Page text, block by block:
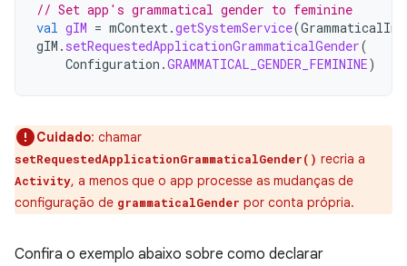
// Set app's grammatical gender to feminine
val gIM = mContext.getSystemService(
gIM . setRequestedApplicationGrammaticalGender(
Configuration .GRAMMATICAL_GENDER_FEMININE)
Cuidado: chamar
setRequestedApplicationGrammaticalGender() recria a
Activity, a menos que o app processe as mudanças de
configuração de grammaticalGender por conta própria.
Confira o exemplo abaixo sobre como declarar